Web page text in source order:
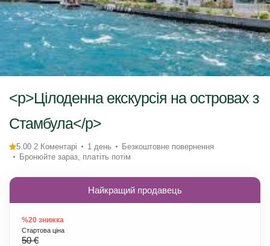
<p>Цілоденна екскурсія на островах з
Стамбула</p>
5.00 2 Коментарі 1 день
Безкоштовне повернення
Бронюйте зараз, платіть потім
Найкращий продавець
%20 знижка
Стартова ціна
50 €